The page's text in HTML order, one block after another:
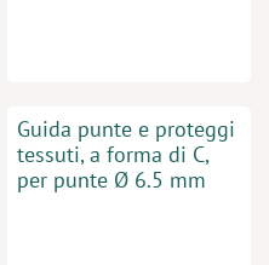
Guida punte e proteggi
tessuti, a forma di C,
per punte Ø 6.5 mm